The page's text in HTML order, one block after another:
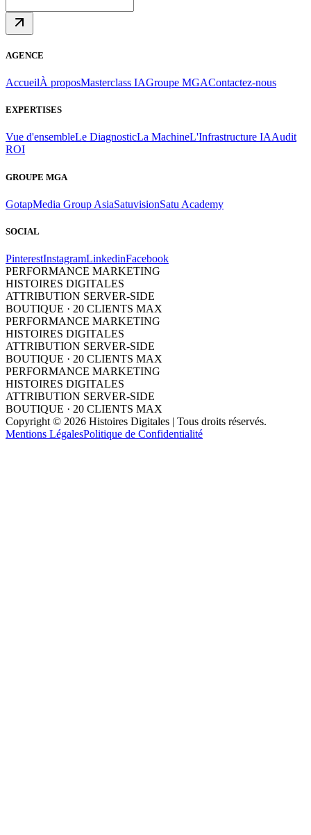
AGENCE
AccueilÀ proposMasterclass IAGroupe MGAContactez-nous
EXPERTISES
Vue d'ensembleLe DiagnosticLa MachineL'Infrastructure IAAudit
ROI
GROUPE MGA
GotapMedia Group AsiaSatuvisionSatu Academy
SOCIAL
PinterestInstagramLinkedinFacebook
PERFORMANCE MARKETING
HISTOIRES DIGITALES
ATTRIBUTION SERVER-SIDE
BOUTIQUE · 20 CLIENTS MAX
PERFORMANCE MARKETING
HISTOIRES DIGITALES
ATTRIBUTION SERVER-SIDE
BOUTIQUE · 20 CLIENTS MAX
PERFORMANCE MARKETING
HISTOIRES DIGITALES
ATTRIBUTION SERVER-SIDE
BOUTIQUE · 20 CLIENTS MAX
Copyright © 2026 Histoires Digitales | Tous droits réservés.
Mentions LégalesPolitique de Confidentialité